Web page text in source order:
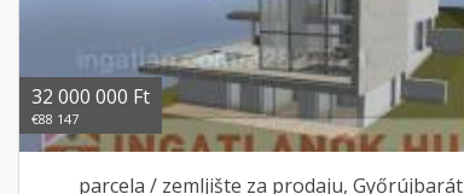
32 000 000 Ft
€88 147
parcela / zemljište za prodaju, Győrújbarát